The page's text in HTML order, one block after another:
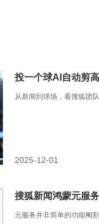
投一个球AI自动剪
从新闻到球场，看搜狐团
2025-12-01
搜狐新闻鸿蒙元服
元服务并非简单的功能阉